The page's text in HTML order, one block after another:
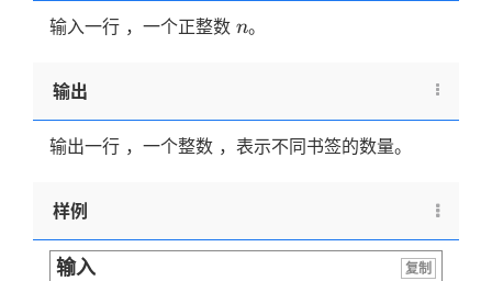
输入一行 ，一个正整数 n
n。
输出
输出一行 ，一个整数 ，表示不同书签的数量。
样例
输入
复制